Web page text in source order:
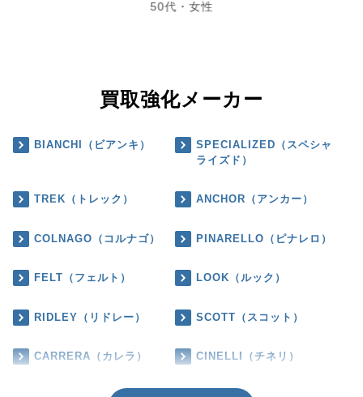
50代・女性
買取強化メーカー
BIANCHI（ビアンキ）
SPECIALIZED（スペシャ
ライズド）
TREK（トレック） ANCHOR（アンカー）
COLNAGO（コルナゴ） PINARELLO（ピナレロ）
FELT（フェルト） LOOK（ルック）
RIDLEY（リドレー） SCOTT（スコット）
CARRERA（カレラ） CINELLI（チネリ）